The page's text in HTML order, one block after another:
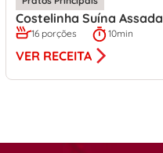
Costelinha Suína Assada
16 porções 10min
VER RECEITA